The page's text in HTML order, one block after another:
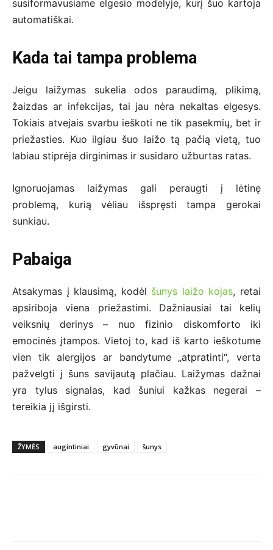
susiformavusiame elgesio modelyje, kurį šuo kartoja
automatiškai.
Kada tai tampa problema
Jeigu laižymas sukelia odos paraudimą, plikimą,
žaizdas ar infekcijas, tai jau nėra nekaltas elgesys.
Tokiais atvejais svarbu ieškoti ne tik pasekmių, bet ir
priežasties. Kuo ilgiau šuo laižo tą pačią vietą, tuo
labiau stiprėja dirginimas ir susidaro užburtas ratas.
Ignoruojamas laižymas gali peraugti į lėtinę
problemą, kurią vėliau išspręsti tampa gerokai
sunkiau.
Pabaiga
Atsakymas į klausimą, kodėl šunys laižo kojas, retai
apsiriboja viena priežastimi. Dažniausiai tai kelių
veiksnių derinys – nuo fizinio diskomforto iki
emocinės įtampos. Vietoj to, kad iš karto ieškotume
vien tik alergijos ar bandytume „atpratinti“, verta
pažvelgti į šuns savijautą plačiau. Laižymas dažnai
yra tylus signalas, kad šuniui kažkas negerai –
tereikia jį išgirsti.
ŽYMĖS augintiniai gyvūnai šunys